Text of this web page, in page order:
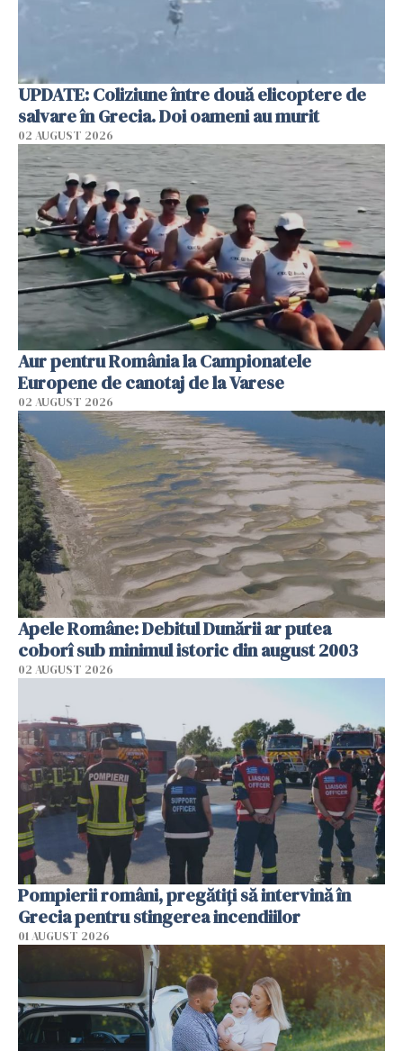
UPDATE: Coliziune între două elicoptere de
salvare în Grecia. Doi oameni au murit
02 AUGUST 2026
Aur pentru România la Campionatele
Europene de canotaj de la Varese
02 AUGUST 2026
Apele Române: Debitul Dunării ar putea
coborî sub minimul istoric din august 2003
02 AUGUST 2026
Pompierii români, pregătiţi să intervină în
Grecia pentru stingerea incendiilor
01 AUGUST 2026